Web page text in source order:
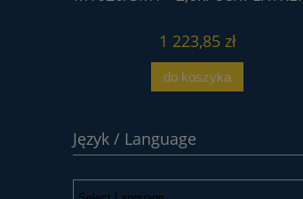
1 223,85 zł
do koszyka
Język / Language